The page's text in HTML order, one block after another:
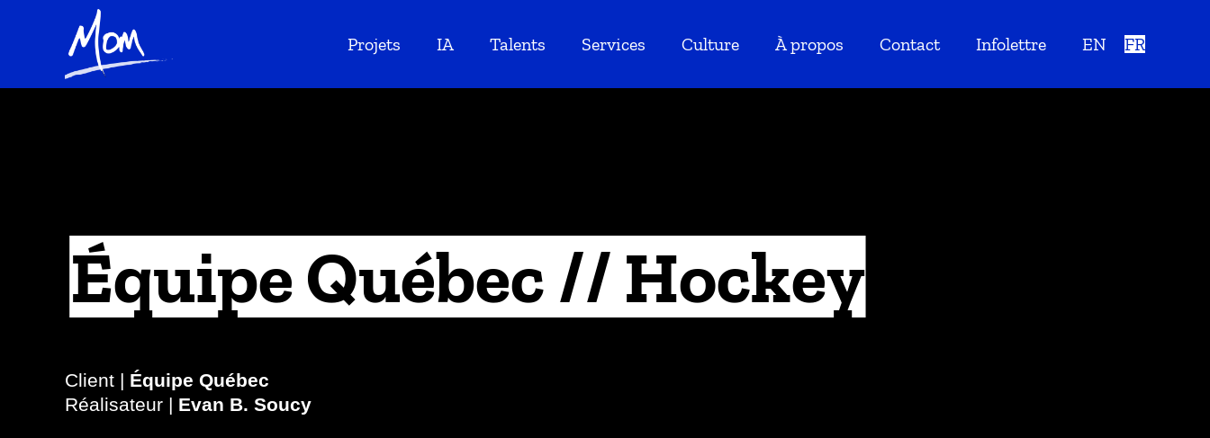
Projets IA Talents Services Culture À propos Contact Infolettre EN FR
Équipe Québec // Hockey
Client | Équipe Québec
Réalisateur | Evan B. Soucy